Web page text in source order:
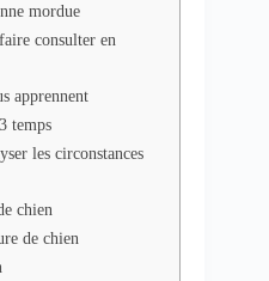
mordue
consulter en
apprennent
temps
les circonstances
chien
de chien